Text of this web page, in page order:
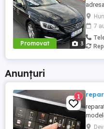
Promovat 3
7
Anunțuri
1